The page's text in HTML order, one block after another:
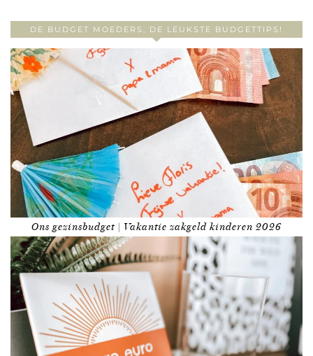
DE BUDGET MOEDERS, DE LEUKSTE BUDGETTIPS!
Ons gezinsbudget | Vakantie zakgeld kinderen 2026